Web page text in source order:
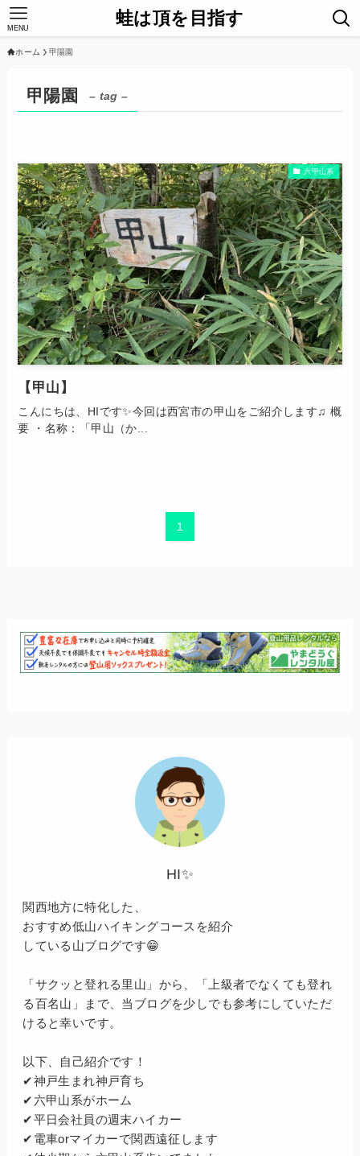
蛙は頂を目指す
MENU
ホーム 甲陽園
甲陽園 – tag –
六甲山系
【甲山】
こんにちは、HIです✨今回は西宮市の甲山をご紹介します♫ 概
要 ・名称：「甲山（か...
1
HI✨
関西地方に特化した、
おすすめ低山ハイキングコースを紹介
している山ブログです😁
「サクッと登れる里山」から、「上級者でなくても登れ
る百名山」まで、当ブログを少しでも参考にしていただ
けると幸いです。
以下、自己紹介です！
✔神戸生まれ神戸育ち
✔六甲山系がホーム
✔平日会社員の週末ハイカー
✔電車orマイカーで関西遠征します